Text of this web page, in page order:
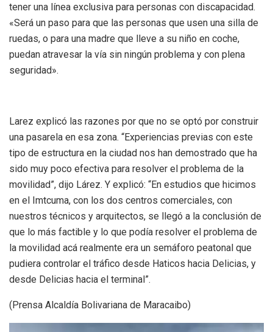
tener una línea exclusiva para personas con discapacidad.
«Será un paso para que las personas que usen una silla de
ruedas, o para una madre que lleve a su niño en coche,
puedan atravesar la vía sin ningún problema y con plena
seguridad».
Larez explicó las razones por que no se optó por construir
una pasarela en esa zona. “Experiencias previas con este
tipo de estructura en la ciudad nos han demostrado que ha
sido muy poco efectiva para resolver el problema de la
movilidad”, dijo Lárez. Y explicó: “En estudios que hicimos
en el Imtcuma, con los dos centros comerciales, con
nuestros técnicos y arquitectos, se llegó a la conclusión de
que lo más factible y lo que podía resolver el problema de
la movilidad acá realmente era un semáforo peatonal que
pudiera controlar el tráfico desde Haticos hacia Delicias, y
desde Delicias hacia el terminal”.
(Prensa Alcaldía Bolivariana de Maracaibo)